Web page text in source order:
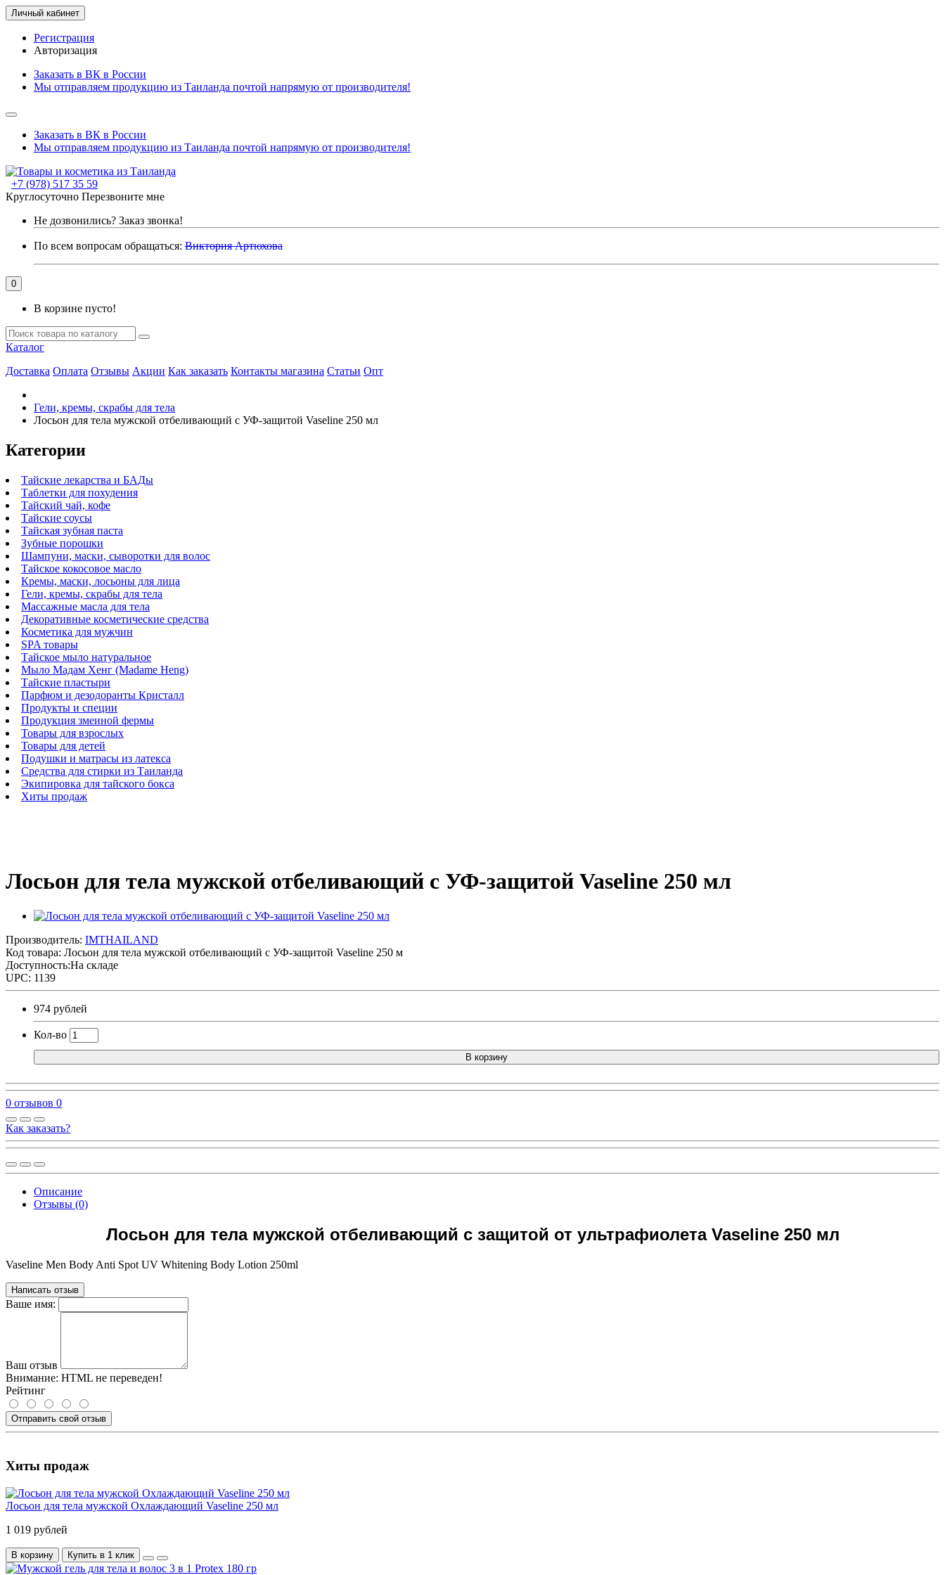
Личный кабинет
Регистрация
Авторизация
Заказать в ВК в России
Мы отправляем продукцию из Таиланда почтой напрямую от производителя!
Заказать в ВК в России
Мы отправляем продукцию из Таиланда почтой напрямую от производителя!
+7 (978) 517 35 59
Круглосуточно Перезвоните мне
Не дозвонились? Заказ звонка!
По всем вопросам обращаться: Виктория Артюхова
0
В корзине пусто!
Каталог
Доставка Оплата Отзывы Акции Как заказать Контакты магазина Статьи Опт
Гели, кремы, скрабы для тела
Лосьон для тела мужской отбеливающий с УФ-защитой Vaseline 250 мл
Категории
Тайские лекарства и БАДы
Таблетки для похудения
Тайский чай, кофе
Тайские соусы
Тайская зубная паста
Зубные порошки
Шампуни, маски, сыворотки для волос
Тайское кокосовое масло
Кремы, маски, лосьоны для лица
Гели, кремы, скрабы для тела
Массажные масла для тела
Декоративные косметические средства
Косметика для мужчин
SPA товары
Тайское мыло натуральное
Мыло Мадам Хенг (Madame Heng)
Тайские пластыри
Парфюм и дезодоранты Кристалл
Продукты и специи
Продукция змеиной фермы
Товары для взрослых
Товары для детей
Подушки и матрасы из латекса
Средства для стирки из Таиланда
Экипировка для тайского бокса
Хиты продаж
Лосьон для тела мужской отбеливающий с УФ-защитой Vaseline 250 мл
Производитель: IMTHAILAND
Код товара: Лосьон для тела мужской отбеливающий с УФ-защитой Vaseline 250 м
Доступность:На складе
UPC: 1139
974 рублей
Кол-во
В корзину
0 отзывов 0
Как заказать?
Описание
Отзывы (0)
Лосьон для тела мужской отбеливающий с защитой от ультрафиолета Vaseline 250 мл
Vaseline Men Body Anti Spot UV Whitening Body Lotion 250ml
Написать отзыв
Ваше имя:
Ваш отзыв
Внимание: HTML не переведен!
Рейтинг
Отправить свой отзыв
Хиты продаж
Лосьон для тела мужской Охлаждающий Vaseline 250 мл
1 019 рублей
В корзину Купить в 1 клик